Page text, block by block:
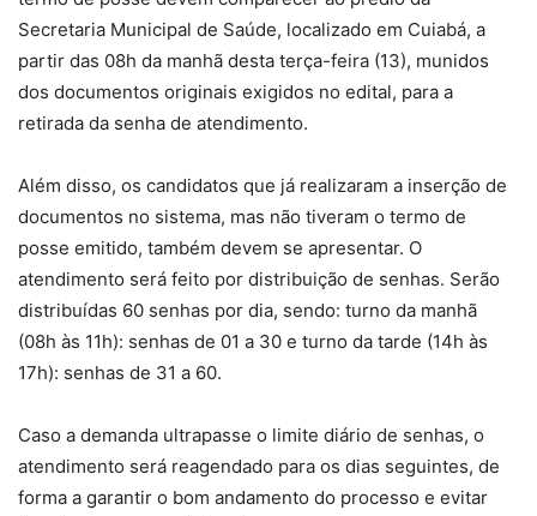
Secretaria Municipal de Saúde, localizado em Cuiabá, a
partir das 08h da manhã desta terça-feira (13), munidos
dos documentos originais exigidos no edital, para a
retirada da senha de atendimento.
Além disso, os candidatos que já realizaram a inserção de
documentos no sistema, mas não tiveram o termo de
posse emitido, também devem se apresentar. O
atendimento será feito por distribuição de senhas. Serão
distribuídas 60 senhas por dia, sendo: turno da manhã
(08h às 11h): senhas de 01 a 30 e turno da tarde (14h às
17h): senhas de 31 a 60.
Caso a demanda ultrapasse o limite diário de senhas, o
atendimento será reagendado para os dias seguintes, de
forma a garantir o bom andamento do processo e evitar